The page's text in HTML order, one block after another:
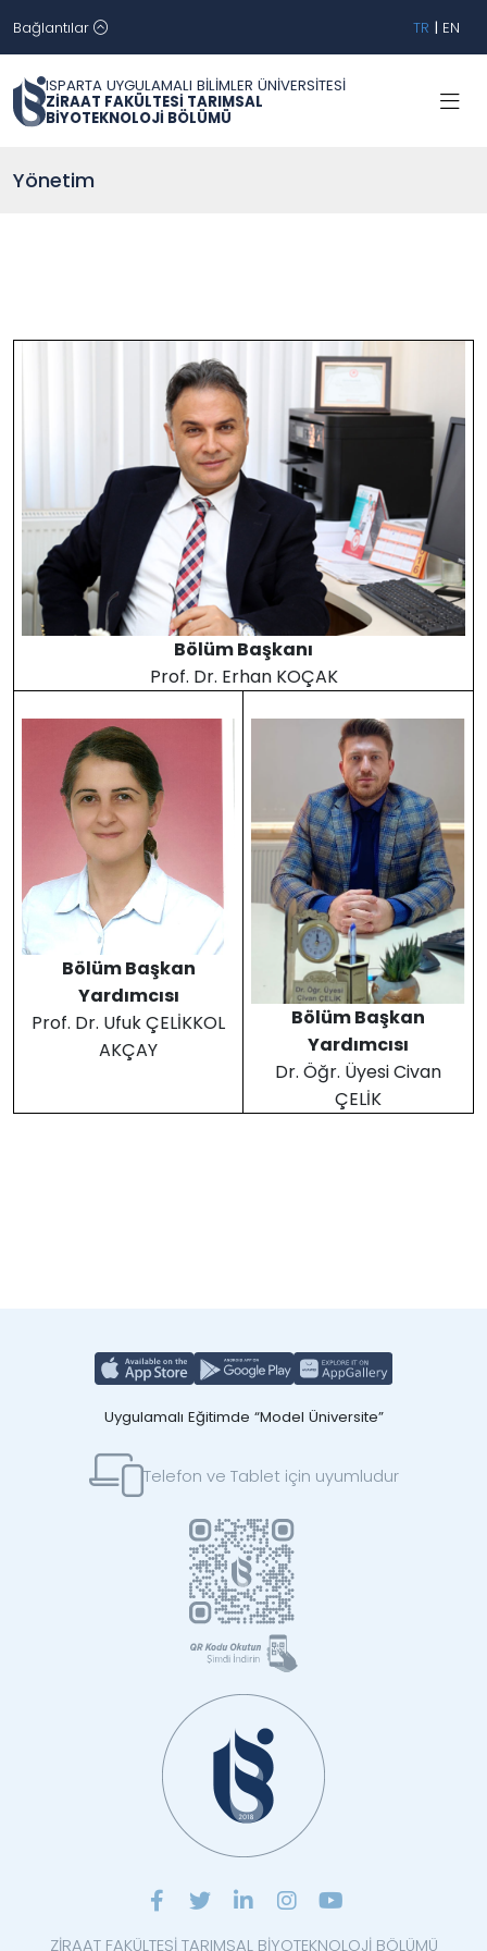
Bağlantılar TR | EN
ISPARTA UYGULAMALI BİLİMLER ÜNİVERSİTESİ
ZİRAAT FAKÜLTESİ TARIMSAL
BİYOTEKNOLOJİ BÖLÜMÜ
Yönetim
Bölüm Başkanı
Prof. Dr. Erhan KOÇAK
Bölüm Başkan
Yardımcısı
Prof. Dr. Ufuk ÇELİKKOL
AKÇAY
Bölüm Başkan
Yardımcısı
Dr. Öğr. Üyesi Civan
ÇELİK
Uygulamalı Eğitimde “Model Üniversite”
Telefon ve Tablet için uyumludur
ZİRAAT FAKÜLTESİ TARIMSAL BİYOTEKNOLOJİ BÖLÜMÜ